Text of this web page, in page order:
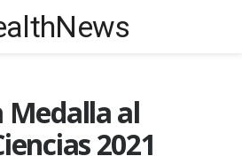
Medalla al
2021